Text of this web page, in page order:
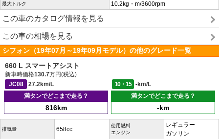
最大トルク 10.2kg・m/3600rpm
この車のカタログ情報を見る
この車の相場を見る
シフォン（19年07月～19年09月モデル）の他のグレード一覧
660 L スマートアシスト
新車時価格130.7万円(税込)
JC08
27.2km/L 10・15
-km/L
満タンでどこまで走る？
816km
満タンでどこまで走る？
-km
排気量 658cc
使用燃料
エンジン
レギュラー
ガソリン